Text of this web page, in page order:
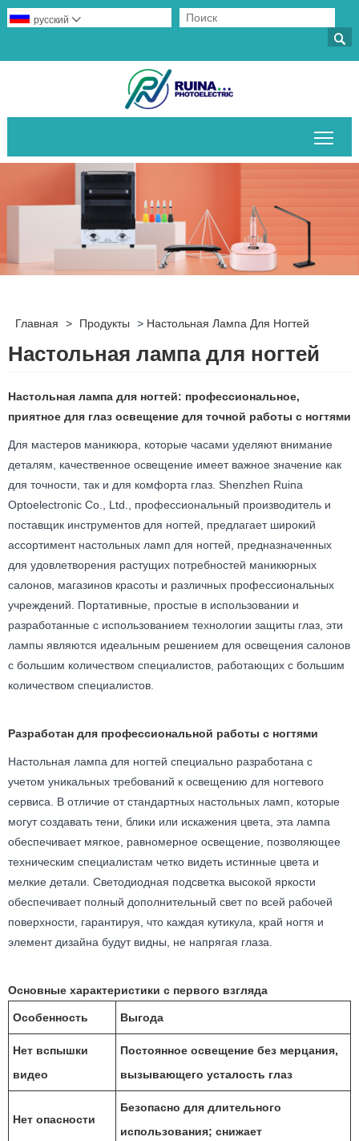

русский 
Главная > Продукты > Настольная Лампа Для Ногтей
Настольная лампа для ногтей
Настольная лампа для ногтей: профессиональное,
приятное для глаз освещение для точной работы с ногтями
Для мастеров маникюра, которые часами уделяют внимание
деталям, качественное освещение имеет важное значение как
для точности, так и для комфорта глаз. Shenzhen Ruina
Optoelectronic Co., Ltd., профессиональный производитель и
поставщик инструментов для ногтей, предлагает широкий
ассортимент настольных ламп для ногтей, предназначенных
для удовлетворения растущих потребностей маникюрных
салонов, магазинов красоты и различных профессиональных
учреждений. Портативные, простые в использовании и
разработанные с использованием технологии защиты глаз, эти
лампы являются идеальным решением для освещения салонов
с большим количеством специалистов, работающих с большим
количеством специалистов.
Разработан для профессиональной работы с ногтями
Настольная лампа для ногтей специально разработана с
учетом уникальных требований к освещению для ногтевого
сервиса. В отличие от стандартных настольных ламп, которые
могут создавать тени, блики или искажения цвета, эта лампа
обеспечивает мягкое, равномерное освещение, позволяющее
техническим специалистам четко видеть истинные цвета и
мелкие детали. Светодиодная подсветка высокой яркости
обеспечивает полный дополнительный свет по всей рабочей
поверхности, гарантируя, что каждая кутикула, край ногтя и
элемент дизайна будут видны, не напрягая глаза.
Основные характеристики с первого взгляда
Особенность Выгода
Нет вспышки
видео
Постоянное освещение без мерцания,
вызывающего усталость глаз
Нет опасности
Безопасно для длительного
использования; снижает